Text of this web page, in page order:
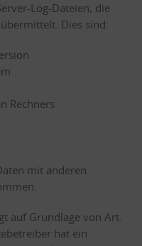
Log-Dateien, die
Dies sind:
Rechners
mit anderen
auf Grundlage von Art.
hat ein